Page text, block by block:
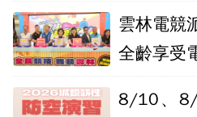
雲林電競
全齡享受
8/10、